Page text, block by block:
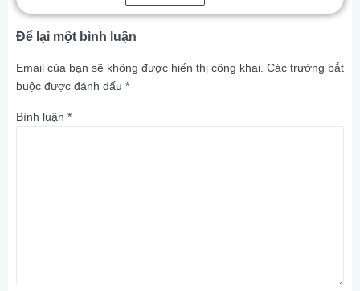
Để lại một bình luận
Email của bạn sẽ không được hiển thị công khai. Các trường bắt
buộc được đánh dấu *
Bình luận *